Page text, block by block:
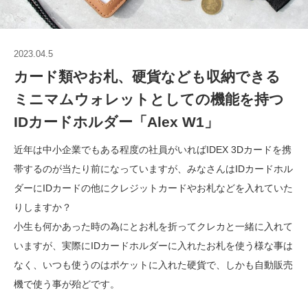
2023.04.5
カード類やお札、硬貨なども収納できる
ミニマムウォレットとしての機能を持つ
IDカードホルダー「Alex W1」
近年は中小企業でもある程度の社員がいればIDEX 3Dカードを携
帯するのが当たり前になっていますが、みなさんはIDカードホル
ダーにIDカードの他にクレジットカードやお札などを入れていた
りしますか？
小生も何かあった時の為にとお札を折ってクレカと一緒に入れて
いますが、実際にIDカードホルダーに入れたお札を使う様な事は
なく、いつも使うのはポケットに入れた硬貨で、しかも自動販売
機で使う事が殆どです。